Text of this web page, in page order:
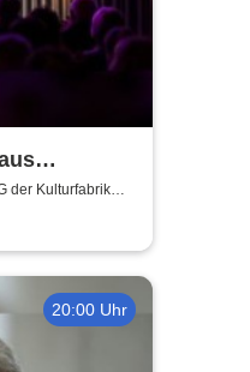
Up Comedy
Krawatte
der Kulturfabrik
20:00 Uhr